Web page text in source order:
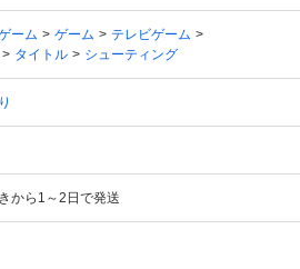
ーム ゲーム
テレビゲーム
タイトル シューティング
から1～2日で発送